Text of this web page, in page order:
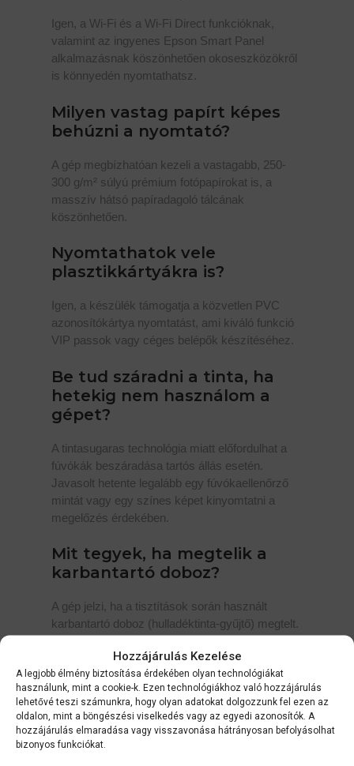
Hozzájárulás Kezelése
A legjobb élmény biztosítása érdekében olyan technológiákat
használunk, mint a cookie-k. Ezen technológiákhoz való hozzájárulás
lehetővé teszi számunkra, hogy olyan adatokat dolgozzunk fel ezen az
oldalon, mint a böngészési viselkedés vagy az egyedi azonosítók. A
hozzájárulás elmaradása vagy visszavonása hátrányosan befolyásolhat
bizonyos funkciókat.
Igen, a Wi-Fi és a Wi-Fi Direct funkcióknak,
valamint az ingyenes Epson Smart Panel
alkalmazásnak köszönhetően okoseszközökről
is könnyedén nyomtathatsz.
Milyen vastag papírt képes
behúzni a nyomtató?
A gép megbízhatóan kezeli a vastagabb, 250-
300 g/m² súlyú prémium fotópapírokat is, a
masszív hátsó papíradagoló tálcának
köszönhetően.
Nyomtathatok vele
plasztikkártyákra is?
Igen, a készülék támogatja a közvetlen PVC
azonosítókártya nyomtatást, ami kiváló funkció
VIP passok vagy céges belépők készítéséhez.
Be tud száradni a tinta, ha
hetekig nem használom a
gépet?
A tintasugaras technológia miatt előfordulhat a
fúvókák beszáradása tartós állás esetén.
Javasolt hetente legalább egy fúvókaellenőrző
mintát vagy egy színes képet kinyomtatni a
megelőzés érdekében.
Mit tegyek, ha megtelik a
karbantartó doboz?
A gép jelzi, ha a tisztítások során használt
karbantartó doboz (hulladéktinta-gyűjtő) megtelt.
magad is kicserélheted otthon, szervizes
segítség nélkül.